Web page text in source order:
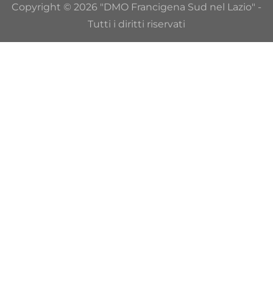
Copyright © 2026 "DMO Francigena Sud nel Lazio" -
Tutti i diritti riservati